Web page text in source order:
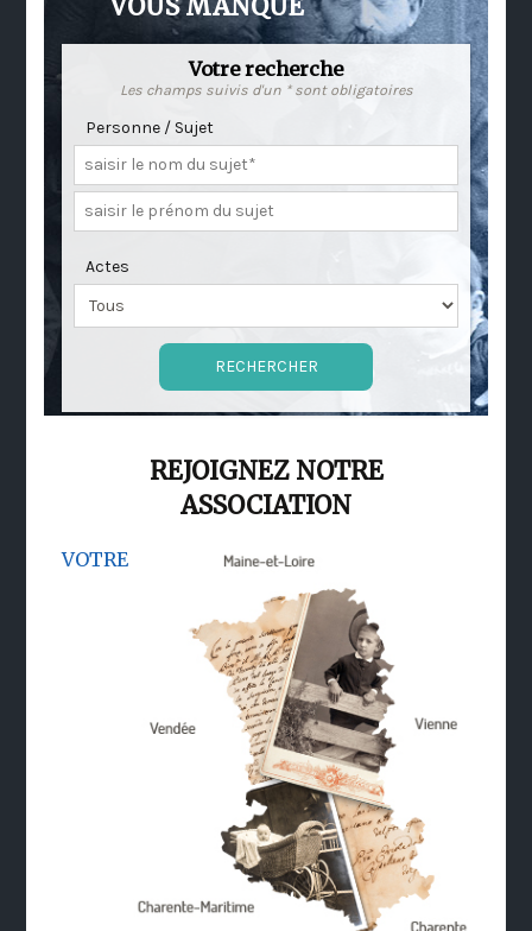
VOUS MANQUE
Votre recherche
Les champs suivis d'un * sont obligatoires
Personne / Sujet
Actes
REJOIGNEZ NOTRE
ASSOCIATION
VOTRE